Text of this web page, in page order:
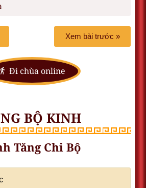
Xem bài trước »
Đi chùa online
BỘ KINH
Tăng Chi Bộ